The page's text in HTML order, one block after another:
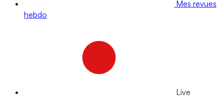
Mes revues
hebdo
Live